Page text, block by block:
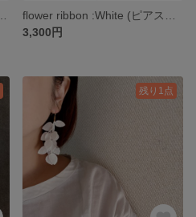
3,300円
残り1点